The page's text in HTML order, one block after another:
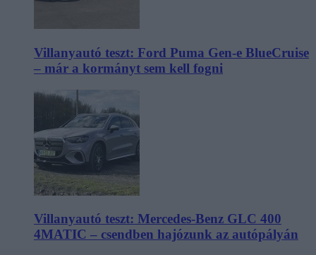
Villanyautó teszt: Ford Puma Gen-e BlueCruise
– már a kormányt sem kell fogni
Villanyautó teszt: Mercedes-Benz GLC 400
4MATIC – csendben hajózunk az autópályán